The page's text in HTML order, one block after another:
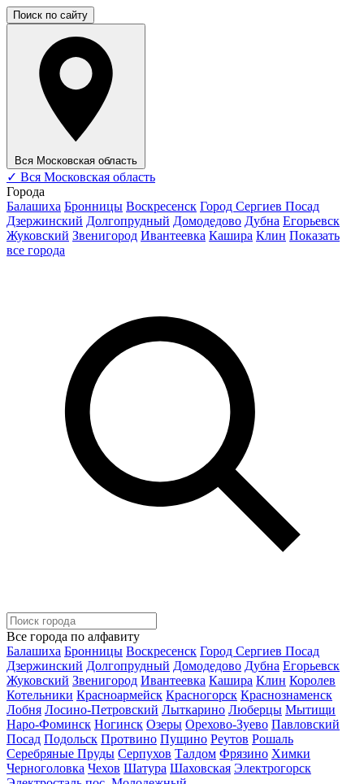
Поиск по сайту
Вся Московская область
✓ Вся Московская область
Города
Балашиха Бронницы Воскресенск Город Сергиев Посад
Дзержинский Долгопрудный Домодедово Дубна Егорьевск
Жуковский Звенигород Ивантеевка Кашира Клин Показать
все города
Все города по алфавиту
Балашиха Бронницы Воскресенск Город Сергиев Посад
Дзержинский Долгопрудный Домодедово Дубна Егорьевск
Жуковский Звенигород Ивантеевка Кашира Клин Королев
Котельники Красноармейск Красногорск Краснознаменск
Лобня Лосино-Петровский Лыткарино Люберцы Мытищи
Наро-Фоминск Ногинск Озеры Орехово-Зуево Павловский
Посад Подольск Протвино Пущино Реутов Рошаль
Серебряные Пруды Серпухов Талдом Фрязино Химки
Черноголовка Чехов Шатура Шаховская Электрогорск